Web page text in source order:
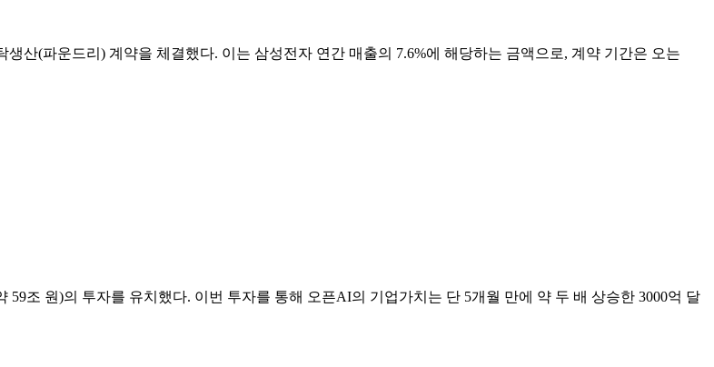
산(파운드리) 계약을 체결했다. 이는 삼성전자 연간 매출의 7.6%에 해당하는 금액으로, 계약 기간은 오는
조 원)의 투자를 유치했다. 이번 투자를 통해 오픈AI의 기업가치는 단 5개월 만에 약 두 배 상승한 3000억 달